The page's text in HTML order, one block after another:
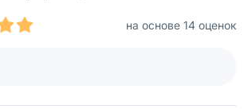
на основе 14 оценок